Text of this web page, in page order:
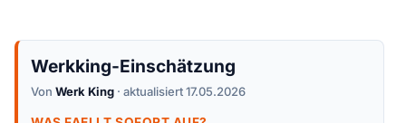
Werkking-Einschätzung
Von Werk King · aktualisiert 17.05.2026